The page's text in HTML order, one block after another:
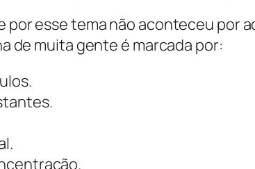
esse tema não aconteceu por
de muita gente é marcada por: